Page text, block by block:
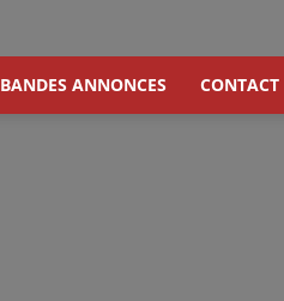
BANDES ANNONCES CONTACT